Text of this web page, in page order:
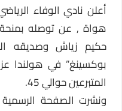
أعلن نادي الوفاء
هواة , عن توصله بمنحة
حكيم زياش وصديقه
بوكسينغ” في هولندا
المتبرعين حوالي 45.
ونشرت الصفحة الرسمية